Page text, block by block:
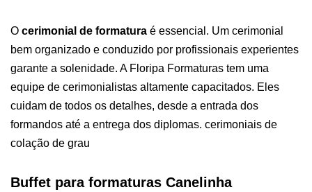
O cerimonial de formatura é essencial. Um cerimonial
bem organizado e conduzido por profissionais experientes
garante a solenidade. A Floripa Formaturas tem uma
equipe de cerimonialistas altamente capacitados. Eles
cuidam de todos os detalhes, desde a entrada dos
formandos até a entrega dos diplomas. cerimoniais de
colação de grau
Buffet para formaturas Canelinha